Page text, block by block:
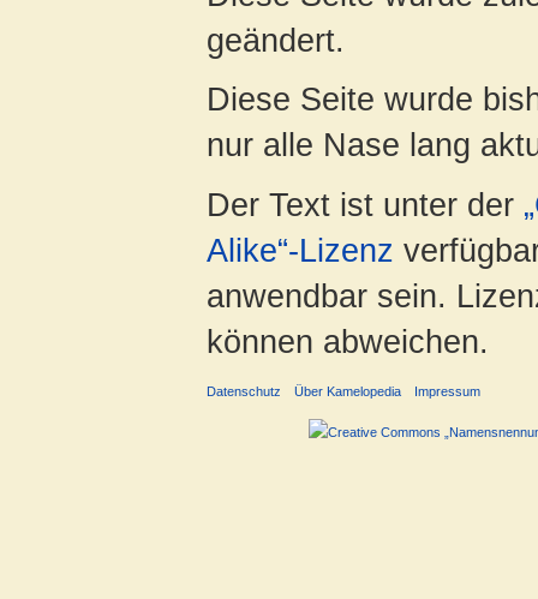
geändert.
Diese Seite wurde
nur alle Nase lang
Der Text ist unter der
Alike“-Lizenz
anwendbar sein.
können abweichen.
Datenschutz Über Kamelopedia Impressum